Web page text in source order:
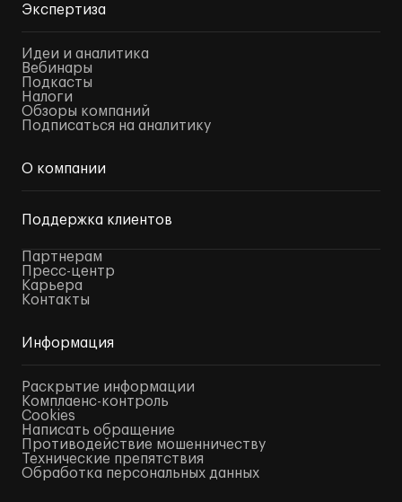
Экспертиза
Идеи и аналитика
Вебинары
Подкасты
Налоги
Обзоры компаний
Подписаться на аналитику
О компании
Поддержка клиентов
Партнерам
Пресс-центр
Карьера
Контакты
Информация
Раскрытие информации
Комплаенс-контроль
Cookies
Написать обращение
Противодействие мошенничеству
Технические препятствия
Обработка персональных данных